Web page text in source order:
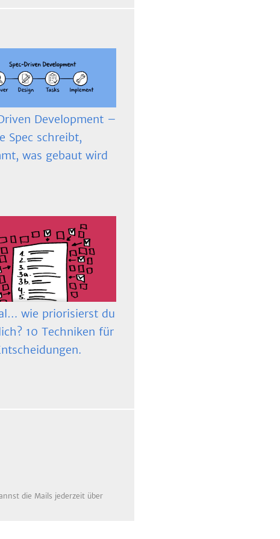
Development –
Spec schreibt,
was gebaut wird
wie priorisierst du
10 Techniken für
die Mails jederzeit über